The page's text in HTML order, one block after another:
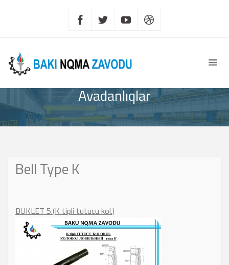
Avadanlıqlar
Bell Type K
BUKLET 5.(K tipli tutucu kol.)